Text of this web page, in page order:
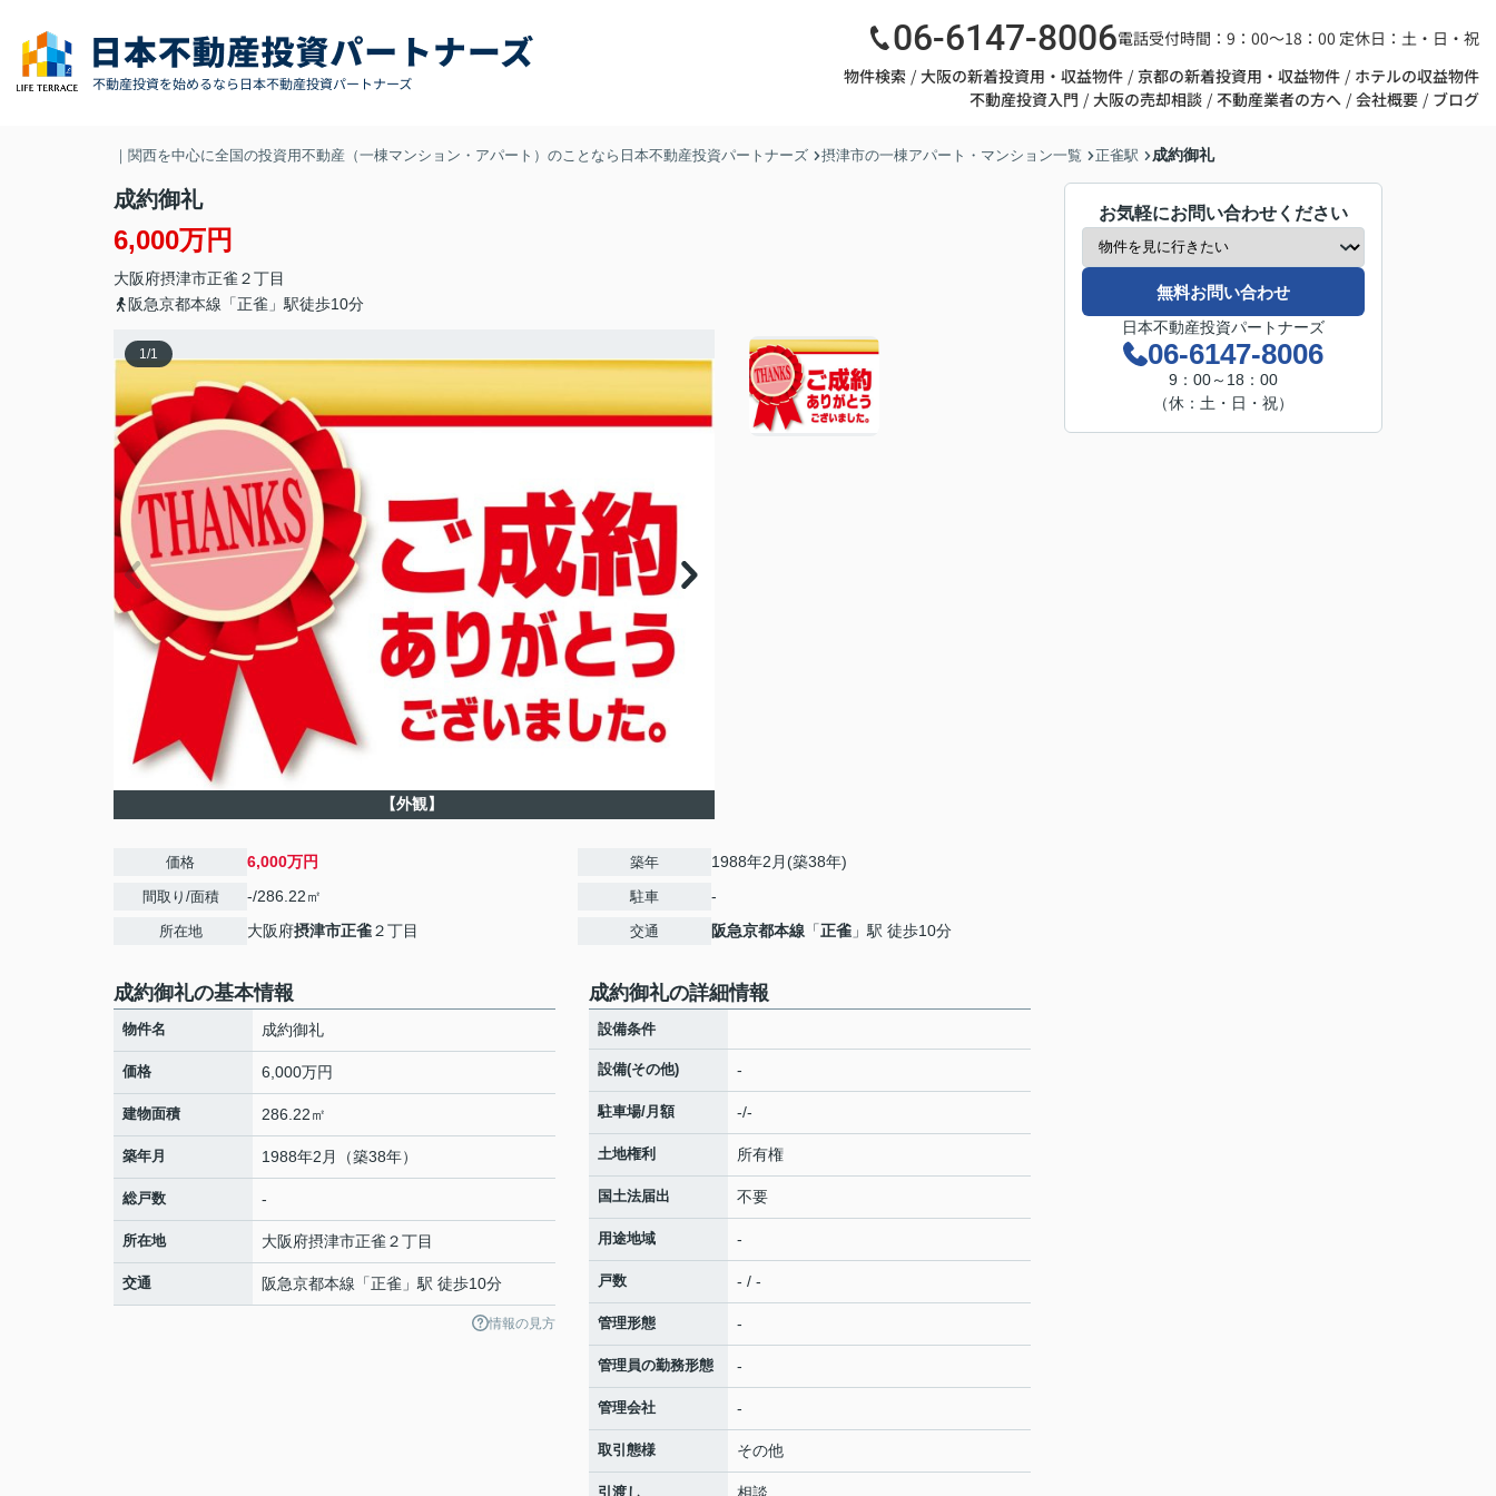
06-6147-8006電話受付時間：9：00～18：00 定休日：土・日・祝
物件検索
大阪の新着投資用・収益物件 京都の新着投資用・収益物件
ホテルの収益物件
不動産投資入門
大阪の売却相談 不動産業者の方へ 会社概要 ブログ
｜関西を中心に全国の投資用不動産（一棟マンション・アパート）のことなら日本不動産投資パートナーズ 摂津市の一棟アパート・マンション一覧 正雀駅 成約御礼
成約御礼
6,000万円
大阪府摂津市正雀 ２丁目
阪急京都本線「正雀」駅徒歩10分
1/1
【外観】
価格 6,000万円
間取り/面積 -/286.22㎡
所在地 大阪府摂津市正雀２丁目
築年 1988年2月(築38年)
駐車 -
交通 阪急京都本線 「正雀 」駅 徒歩10分
成約御礼の基本情報
物件名 成約御礼
価格 6,000万円
建物面積 286.22㎡
築年月 1988年2月（築38年）
総戸数 -
所在地 大阪府摂津市正雀 ２丁目
交通 阪急京都本線 「正雀 」駅 徒歩10分
情報の見方
成約御礼の詳細情報
設備条件
設備(その他) -
駐車場/月額 -/-
土地権利 所有権
国土法届出 不要
用途地域 -
戸数 - / -
管理形態 -
管理員の勤務形態 -
管理会社 -
取引態様 その他
引渡し
お気軽にお問い合わせください
無料お問い合わせ
日本不動産投資パートナーズ
06-6147-8006
9：00～18：00
（休：土・日・祝）